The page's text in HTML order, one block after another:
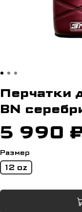
Перчатки
BN
5 990
Размер
12 oz